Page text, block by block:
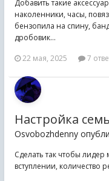
Добавить такие
наколенники, часы,
бензопила на спину,
дробовик...
22 мая, 2025
7
Настройка
Osvobozhdenny
Сделать так чтобы
вступлении, количество